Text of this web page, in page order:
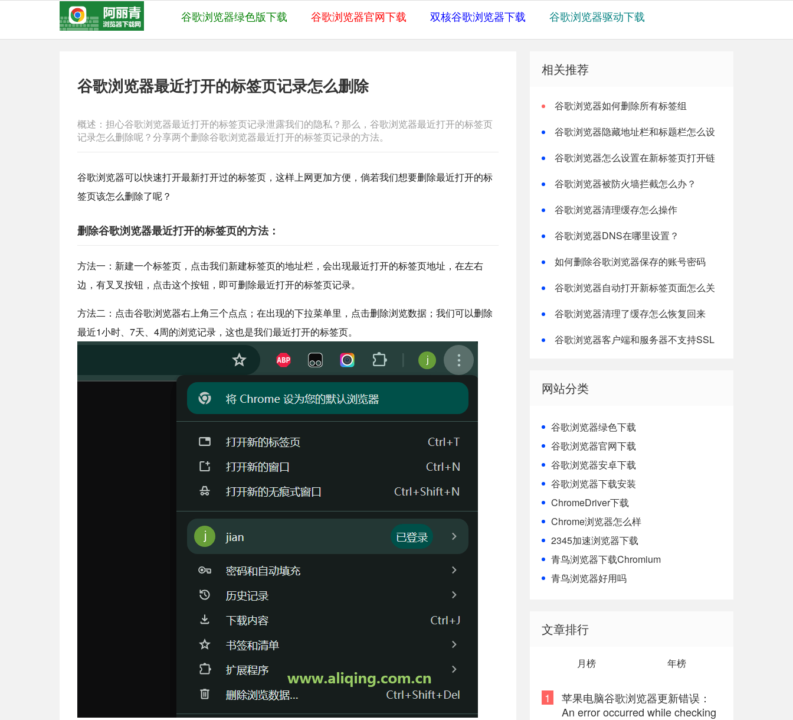
谷歌浏览器绿色版下载 谷歌浏览器官网下载 双核谷歌浏览器下载 谷歌浏览器驱动下载
谷歌浏览器最近打开的标签页记录怎么删除
概述：担心谷歌浏览器最近打开的标签页记录泄露我们的隐私？那么，谷歌浏览器最近打开的标签页
记录怎么删除呢？分享两个删除谷歌浏览器最近打开的标签页记录的方法。
谷歌浏览器可以快速打开最新打开过的标签页，这样上网更加方便，倘若我们想要删除最近打开的标
签页该怎么删除了呢？
删除谷歌浏览器最近打开的标签页的方法：
方法一：新建一个标签页，点击我们新建标签页的地址栏，会出现最近打开的标签页地址，在左右
边，有叉叉按钮，点击这个按钮，即可删除最近打开的标签页记录。
方法二：点击谷歌浏览器右上角三个点点；在出现的下拉菜单里，点击删除浏览数据；我们可以删除
最近1小时、7天、4周的浏览记录，这也是我们最近打开的标签页。
相关推荐
谷歌浏览器如何删除所有标签组
谷歌浏览器隐藏地址栏和标题栏怎么设
谷歌浏览器怎么设置在新标签页打开链
谷歌浏览器被防火墙拦截怎么办？
谷歌浏览器清理缓存怎么操作
谷歌浏览器DNS在哪里设置？
如何删除谷歌浏览器保存的账号密码
谷歌浏览器自动打开新标签页面怎么关
谷歌浏览器清理了缓存怎么恢复回来
谷歌浏览器客户端和服务器不支持SSL
网站分类
谷歌浏览器绿色下载
谷歌浏览器官网下载
谷歌浏览器安卓下载
谷歌浏览器下载安装
ChromeDriver下载
Chrome浏览器怎么样
2345加速浏览器下载
青鸟浏览器下载Chromium
青鸟浏览器好用吗
文章排行
月榜 年榜
1
苹果电脑谷歌浏览器更新错误：
An error occurred while checking